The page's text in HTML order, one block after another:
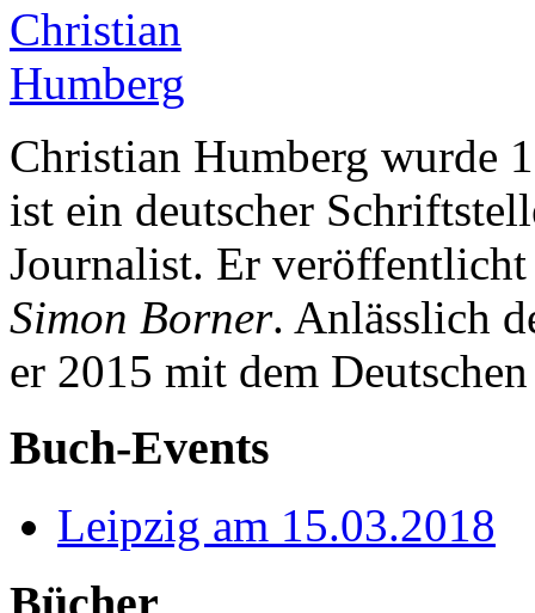
Christian Humberg wurde
ist ein deutscher
Journalist. Er veröffentlicht
Simon Borner. Anlässlich
er 2015 mit dem
Buch-Events
Leipzig am 15.03.2018